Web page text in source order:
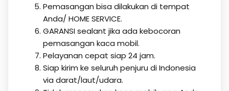
Pemasangan bisa dilakukan di tempat
Anda/ HOME SERVICE.
GARANSI sealant jika ada kebocoran
pemasangan kaca mobil.
Pelayanan cepat siap 24 jam.
Siap kirim ke seluruh penjuru di Indonesia
via darat/laut/udara.